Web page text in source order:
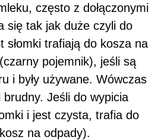
często z dołączonymi
się tak jak duże czyli do
słomki trafiają do kosza na
pojemnik), jeśli są
i były używane. Wówczas
Jeśli do wypicia
i jest czysta, trafia do
na odpady).